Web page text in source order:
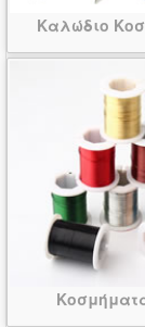
Καλώδιο